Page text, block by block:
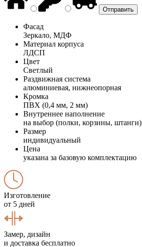
Фасад
Зеркало, МДФ
Материал корпуса
ЛДСП
Цвет
Светлый
Раздвижная система
алюминиевая, нижнеопорная
Кромка
ПВХ (0,4 мм, 2 мм)
Внутреннее наполнение
на выбор (полки, корзины, штанги)
Размер
индивидуальный
Цена
указана за базовую комплектацию
Изготовление
от 5 дней
Замер, дизайн
и доставка бесплатно